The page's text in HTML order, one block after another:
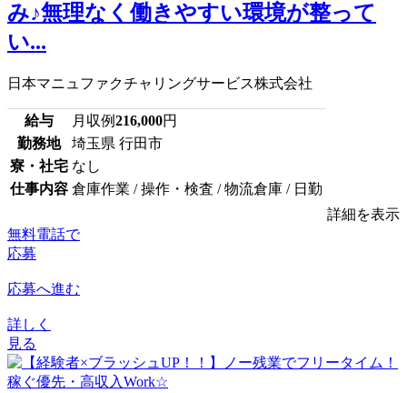
み♪無理なく働きやすい環境が整って
い...
日本マニュファクチャリングサービス株式会社
給与 月収例216,000円
勤務地
埼玉県 行田市
寮・社宅 なし
仕事内容 倉庫作業 / 操作・検査 / 物流倉庫 / 日勤
詳細を表示
無料電話で
応募
応募へ進む
詳しく
見る